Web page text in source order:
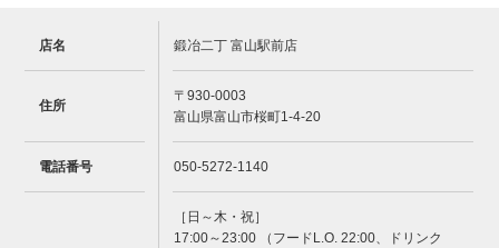
店名 鍛冶二丁 富山駅前店
住所
〒930-0003
富山県富山市桜町1-4-20
電話番号 050-5272-1140
［日～木・祝］
17:00～23:00 （フードL.O. 22:00、ドリンク